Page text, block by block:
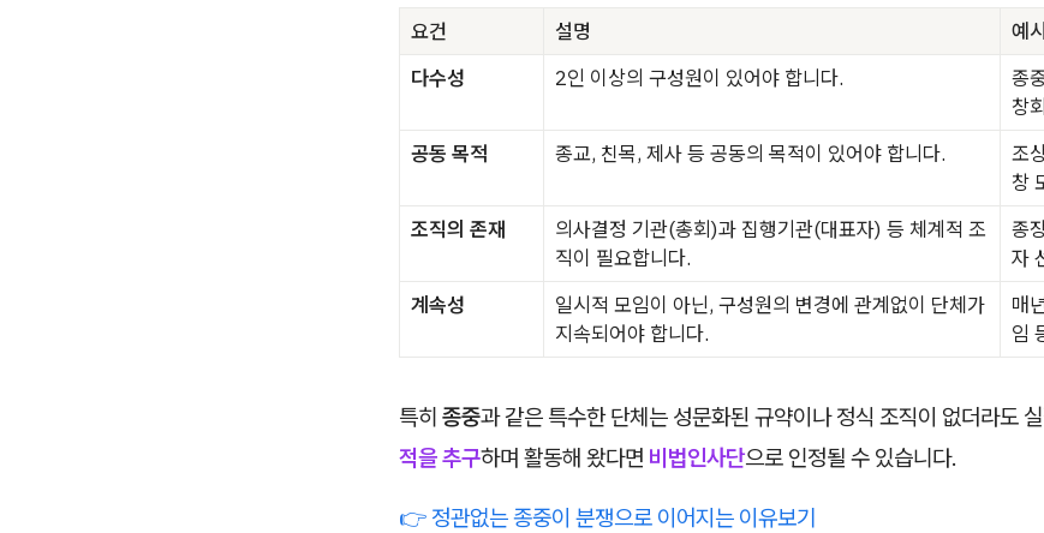
요건 설명
예시
다수성
2인 이상의 구성원이 있어야 합니다.
종
창
공동 목적
종교, 친목, 제사 등 공동의 목적이 있어야 합니다.
조
창
조직의 존재
의사결정 기관(총회)과 집행기관(대표자) 등 체계적 조
직이 필요합니다.
종
자
계속성
일시적 모임이 아닌, 구성원의 변경에 관계없이 단체가
지속되어야 합니다.
매
임
특히 종중과 같은 특수한 단체는 성문화된 규약이나 정식 조직이 없더라도
적을 추구하며 활동해 왔다면 비법인사단으로 인정될 수 있습니다.
👉 정관없는 종중이 분쟁으로 이어지는 이유보기